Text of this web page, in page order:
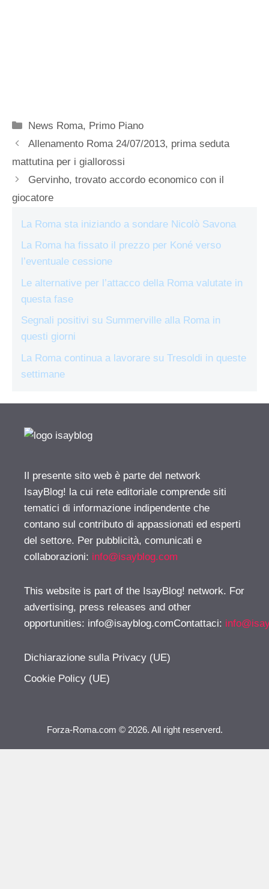
Categorie
News Roma, Primo Piano
Allenamento Roma 24/07/2013, prima seduta
mattutina per i giallorossi
Gervinho, trovato accordo economico con il
giocatore
La Roma sta iniziando a sondare Nicolò Savona
La Roma ha fissato il prezzo per Koné verso
l’eventuale cessione
Le alternative per l’attacco della Roma valutate in
questa fase
Segnali positivi su Summerville alla Roma in
questi giorni
La Roma continua a lavorare su Tresoldi in queste
settimane
Il presente sito web è parte del network
IsayBlog! la cui rete editoriale comprende siti
tematici di informazione indipendente che
contano sul contributo di appassionati ed esperti
del settore. Per pubblicità, comunicati e
collaborazioni: info@isayblog.com
This website is part of the IsayBlog! network. For
advertising, press releases and other
opportunities: info@isayblog.comContattaci:
Dichiarazione sulla Privacy (UE)
Cookie Policy (UE)
Forza-Roma.com © 2026. All right reserverd.